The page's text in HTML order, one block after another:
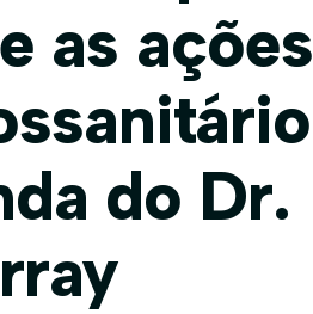
as ações
do Dr.